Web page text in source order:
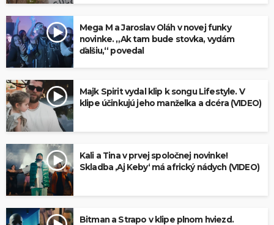
Mega M a Jaroslav Oláh v novej funky
novinke. „Ak tam bude stovka, vydám
ďalšiu,“ povedal
Majk Spirit vydal klip k songu Lifestyle. V
klipe účinkujú jeho manželka a dcéra (VIDEO)
Kali a Tina v prvej spoločnej novinke!
Skladba ‚Aj Keby‘ má africký nádych (VIDEO)
Bitman a Strapo v klipe plnom hviezd.